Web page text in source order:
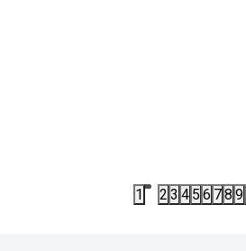
1 2 3 4 5 6 78 9